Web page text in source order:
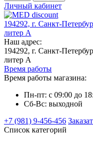
Личный кабинет
194292, г. Санкт-
литер А
Наш адрес:
194292, г. Санкт-
литер А
Время работы
Время работы магазина:
Пн-пт: с 09:00 до
Сб-Вс: выходной
+7 (981) 9-456-456
Список категорий